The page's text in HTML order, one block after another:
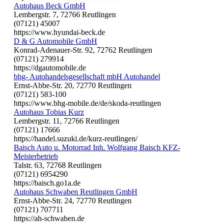
Autohaus Beck GmbH
Lembergstr. 7, 72766 Reutlingen
(07121) 45007
https://www.hyundai-beck.de
D & G Automobile GmbH
Konrad-Adenauer-Str. 92, 72762 Reutlingen
(07121) 279914
https://dgautomobile.de
bhg- Autohandelsgesellschaft mbH Autohandel
Ernst-Abbe-Str. 20, 72770 Reutlingen
(07121) 583-100
https://www.bhg-mobile.de/de/skoda-reutlingen
Autohaus Tobias Kurz
Lembergstr. 11, 72766 Reutlingen
(07121) 17666
https://handel.suzuki.de/kurz-reutlingen/
Baisch Auto u. Motorrad Inh. Wolfgang Baisch KFZ-
Meisterbetrieb
Talstr. 63, 72768 Reutlingen
(07121) 6954290
https://baisch.go1a.de
Autohaus Schwaben Reutlingen GmbH
Ernst-Abbe-Str. 24, 72770 Reutlingen
(07121) 707711
https://ah-schwaben.de